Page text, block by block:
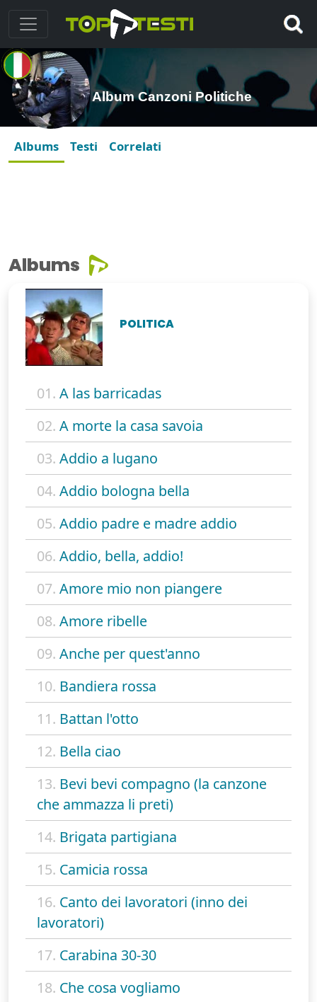
Album Canzoni Politiche
Albums Testi Correlati
Albums
POLITICA
01. A las barricadas
02. A morte la casa savoia
03. Addio a lugano
04. Addio bologna bella
05. Addio padre e madre addio
06. Addio, bella, addio!
07. Amore mio non piangere
08. Amore ribelle
09. Anche per quest'anno
10. Bandiera rossa
11. Battan l'otto
12. Bella ciao
13. Bevi bevi compagno (la canzone
che ammazza li preti)
14. Brigata partigiana
15. Camicia rossa
16. Canto dei lavoratori (inno dei
lavoratori)
17. Carabina 30-30
18. Che cosa vogliamo